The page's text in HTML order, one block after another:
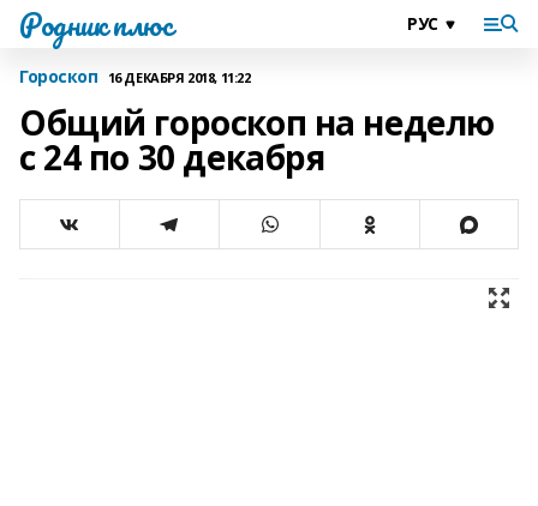
Родник плюс
Гороскоп 16 ДЕКАБРЯ 2018, 11:22
Общий гороскоп на неделю
с 24 по 30 декабря